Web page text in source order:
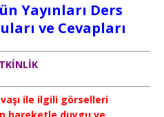
Yayınları Ders
ve Cevapları
ile ilgili görselleri